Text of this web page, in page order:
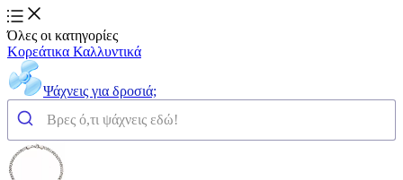
Όλες οι κατηγορίες
Κορεάτικα Καλλυντικά
Ψάχνεις για δροσιά;